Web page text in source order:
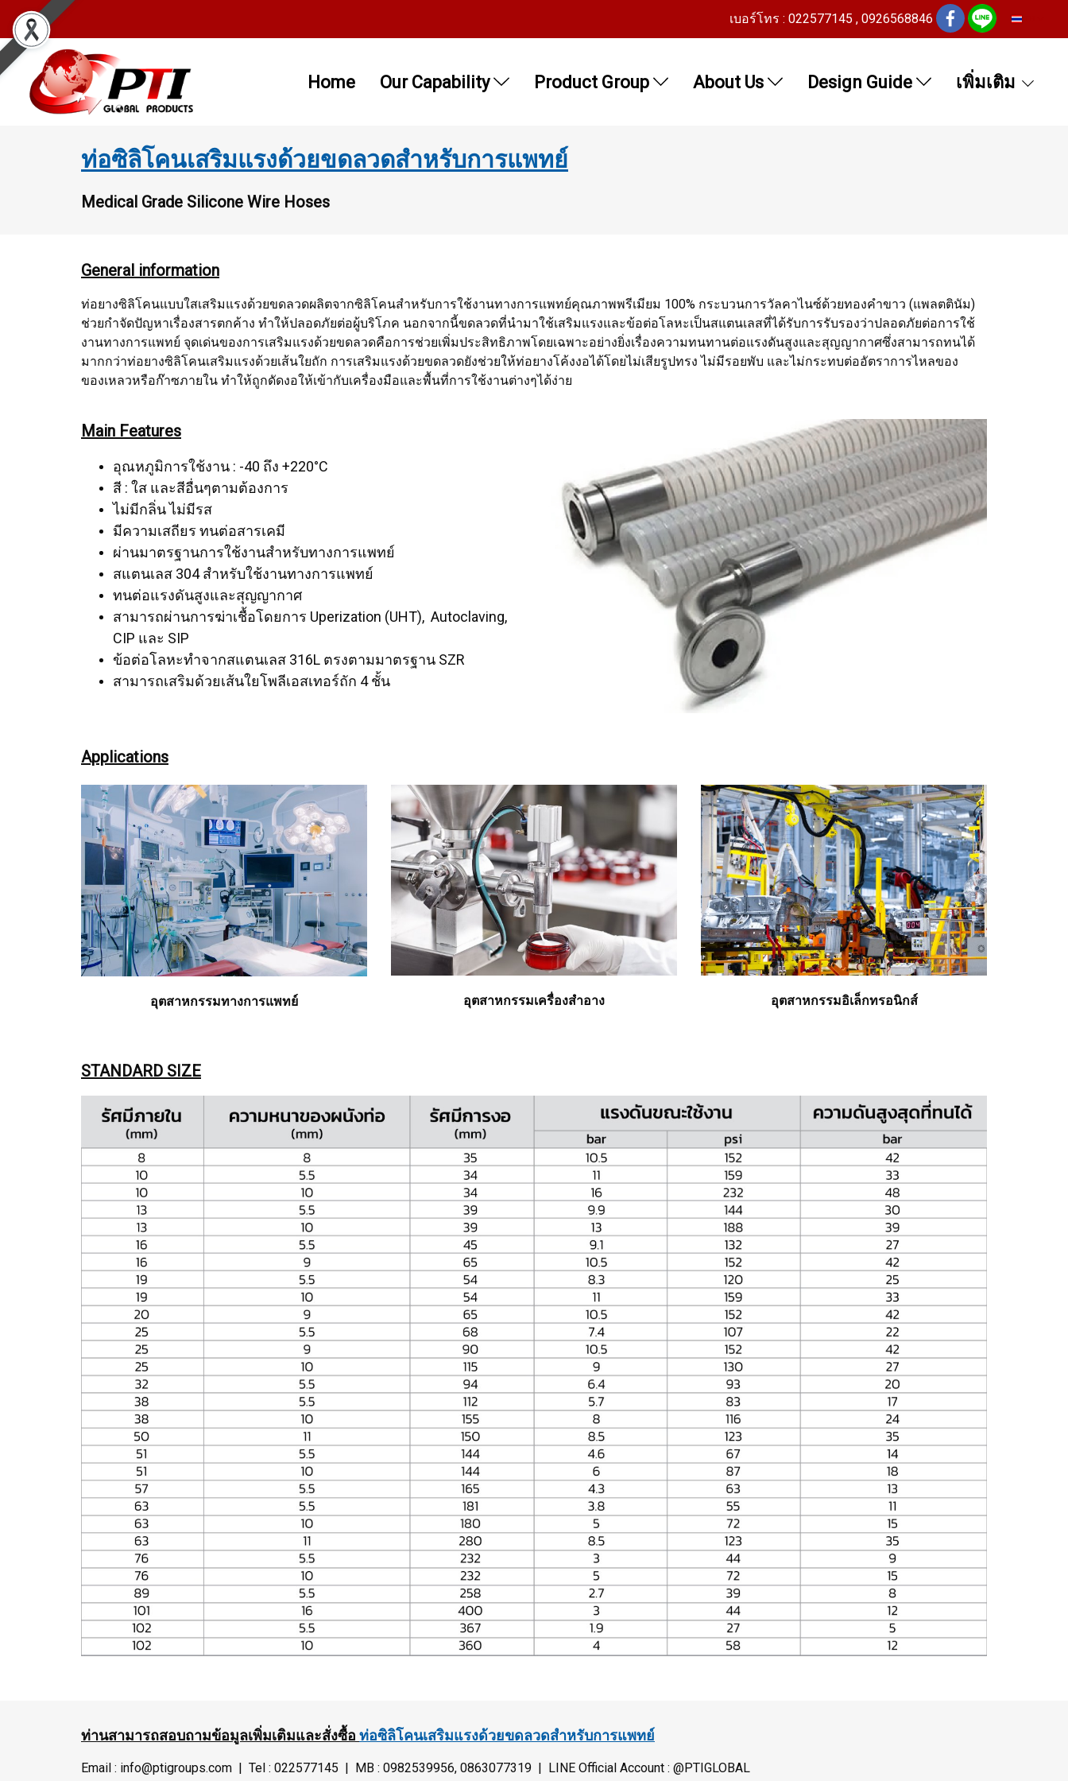
เบอร์โทร : 022577145 , 0926568846
Home Our Capability Product Group About Us Design Guide เพิ่มเติม
ท่อซิลิโคนเสริมแรงด้วยขดลวดสำหรับการแพทย์
Medical Grade Silicone Wire Hoses
General information
ท่อยางซิลิโคนแบบใสเสริมแรงด้วยขดลวดผลิตจากซิลิโคนสำหรับการใช้งานทางการแพทย์คุณภาพพรีเมียม 100% กระบวนการวัลคาไนซ์ด้วยทองคำขาว (แพลตตินัม)
ช่วยกำจัดปัญหาเรื่องสารตกค้าง ทำให้ปลอดภัยต่อผู้บริโภค นอกจากนี้ขดลวดที่นำมาใช้เสริมแรงและข้อต่อโลหะเป็นสแตนเลสที่ได้รับการรับรองว่าปลอดภัยต่อการใช้
งานทางการแพทย์ จุดเด่นของการเสริมแรงด้วยขดลวดคือการช่วยเพิ่มประสิทธิภาพโดยเฉพาะอย่างยิ่งเรื่องความทนทานต่อแรงดันสูงและสุญญากาศซึ่งสามารถทนได้
มากกว่าท่อยางซิลิโคนเสริมแรงด้วยเส้นใยถัก การเสริมแรงด้วยขดลวดยังช่วยให้ท่อยางโค้งงอได้โดยไม่เสียรูปทรง ไม่มีรอยพับ และไม่กระทบต่ออัตราการไหลของ
ของเหลวหรือก๊าซภายใน ทำให้ถูกดัดงอให้เข้ากับเครื่องมือและพื้นที่การใช้งานต่างๆได้ง่าย
Main Features
อุณหภูมิการใช้งาน : -40 ถึง +220°C
สี : ใส และสีอื่นๆตามต้องการ
ไม่มีกลิ่น ไม่มีรส
มีความเสถียร ทนต่อสารเคมี
ผ่านมาตรฐานการใช้งานสำหรับทางการแพทย์
สแตนเลส 304 สำหรับใช้งานทางการแพทย์
ทนต่อแรงดันสูงและสุญญากาศ
สามารถผ่านการฆ่าเชื้อโดยการ Uperization (UHT), Autoclaving,
CIP และ SIP
ข้อต่อโลหะทำจากสแตนเลส 316L ตรงตามมาตรฐาน SZR
สามารถเสริมด้วยเส้นใยโพลีเอสเทอร์ถัก 4 ชั้น
Applications
อุตสาหกรรมทางการแพทย์ อุตสาหกรรมเครื่องสำอาง อุตสาหกรรมอิเล็กทรอนิกส์
STANDARD SIZE
ท่านสามารถสอบถามข้อมูลเพิ่มเติมและสั่งซื้อ ท่อซิลิโคนเสริมแรงด้วยขดลวดสำหรับการแพทย์
Email : info@ptigroups.com | Tel : 022577145 | MB : 0982539956, 0863077319 | LINE Official Account : @PTIGLOBAL